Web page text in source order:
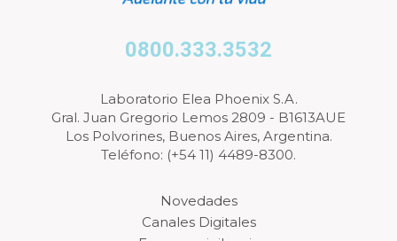
0800.333.3532
Laboratorio Elea Phoenix S.A.
Gral. Juan Gregorio Lemos 2809 - B1613AUE
Los Polvorines, Buenos Aires, Argentina.
Teléfono: (+54 11) 4489-8300.
Novedades
Canales Digitales